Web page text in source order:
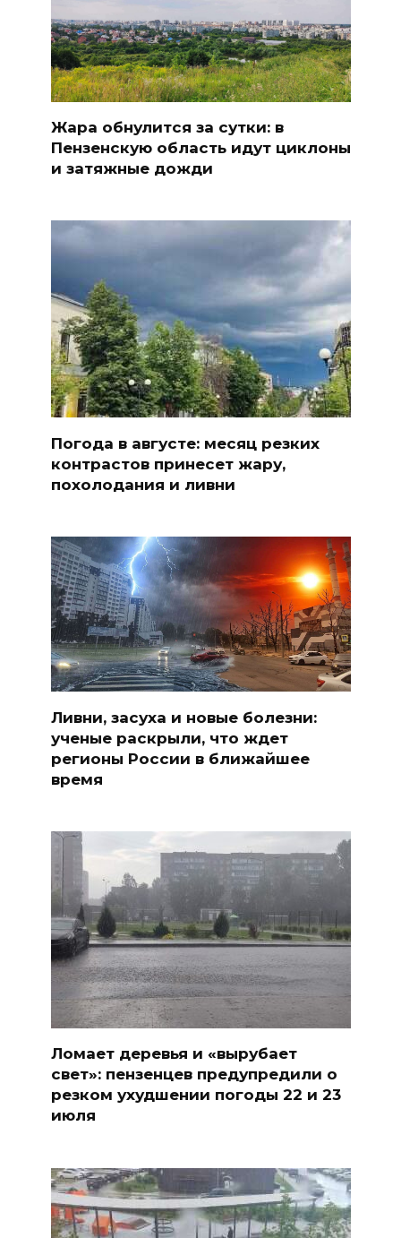
Жара обнулится за сутки: в
Пензенскую область идут циклоны
и затяжные дожди
Погода в августе: месяц резких
контрастов принесет жару,
похолодания и ливни
Ливни, засуха и новые болезни:
ученые раскрыли, что ждет
регионы России в ближайшее
время
Ломает деревья и «вырубает
свет»: пензенцев предупредили о
резком ухудшении погоды 22 и 23
июля